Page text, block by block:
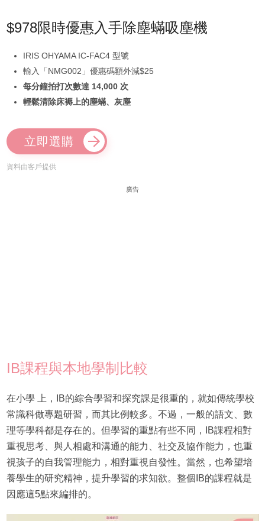
$978限時優惠入手除塵蟎吸塵機
IRIS OHYAMA IC-FAC4 型號
輸入「NMG002」優惠碼額外減$25
每分鐘拍打次數達 14,000 次
輕鬆清除床褥上的塵蟎、灰塵
立即選購
資料由客戶提供
廣告
IB課程與本地學制比較
在小學 上，IB的綜合學習和探究課是很重的，就如傳統學校
常識科做專題研習，而其比例較多。不過，一般的語文、數
理等學科都是存在的。但學習的重點有些不同，IB課程相對
重視思考、與人相處和溝通的能力、社交及協作能力，也重
視孩子的自我管理能力，相對重視自發性。當然，也希望培
養學生的研究精神，提升學習的求知欲。整個IB的課程就是
因應這5點來編排的。